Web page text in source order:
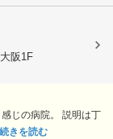
阪1F
じの病院。 説明は丁
続きを読む